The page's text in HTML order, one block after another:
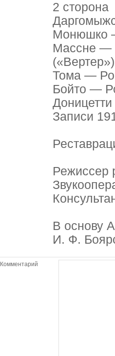
2 сторона
Монюшко
Массне —
(«Вертер»)
Тома —
Бойто —
Записи
Режиссер
В основу
И. Ф.
Комментарий